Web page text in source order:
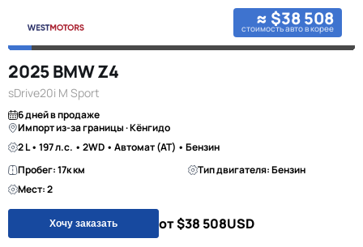
≈ $38 508
стоимость авто в корее
2025 BMW Z4
sDrive20i M Sport
6 дней в продаже
Импорт из-за границы · Кёнгидо
2 L • 197 л.с. • 2WD • Автомат (AT) • Бензин
Пробег: 17к км
Тип двигателя: Бензин
Мест: 2
Хочу заказать от $38 508USD